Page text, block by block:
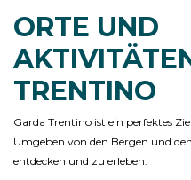
ORTE UND
TRENTINO
Garda Trentino ist ein perfektes
Umgeben von den Bergen und
entdecken und zu erleben.